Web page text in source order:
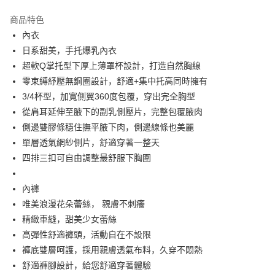
Apple Pay
街口支付
悠遊付
Plus PAY
大哥付你分期
相关说明
【大哥付你分期使用说明】
1. 本服务由台湾大哥大提供，电信用户可立即使用无须另外申请。（限个人
月租型门号，不开放公司户及预付卡使用）
2. 付款方式选择 “大哥付你分期”，订单成立后会自动跳转到大哥付的交易流
交易。
3. 实际核准额度、可分期数及费用金额请依后续交易确认页面所载为准。
4. 订单成立30分钟内，如未前往确认交易或遇审核未通过，订单将自动取
消。如遇 “转专审核”未通过状况，表示未达系统评分，恕无法说明评估内
容。
【缴款方式说明】
AFTEE先享后付
相关说明
一、關於 AFTEE先享後付
1. 於付款方式選擇AFTEE先享後付，將跳出AFTEE先享後付手機驗證視
2. 進行簡訊驗證之後，即可完成結帳手續。
3. 訂單確認後不需事先繳費，商品會配送至您的指定地址。
4. 下訂完成後，您的手機會收到一封繳費通知簡訊，APP會員則會收到
AFTEE APP推播通知。
5. 收到商品當下無需繳費，確認無誤後，請再利用繳費通知簡訊或AFTEE
Hami Point
相关说明
会员账号后，即可在购物车使用 Hami Point 折抵消费金额（1点等于1
元）。
ATM付款
货到付款
商品特色
內衣
日系甜美，手托爆乳內衣
超軟Q掌托型下厚上薄罩杯設計，打造自然胸線
零束縛紓壓無鋼圈設計，舒適+集中托高同時擁有
3/4杯型，加寬側翼360度包覆，穿出完全胸型
從肩耳延伸至腋下的副乳側壓片，完整包覆腋肉
側邊雙膠條穩住撫平腋下肉，側邊線條也美麗
單層透氣網紗側片，舒適穿著一整天
四排三扣可自由調整最舒服下胸圍
內褲
唯美浪漫花朵蕾絲， 親膚不刺癢
精緻車縫，甜美少女蕾絲
高彈性舒適褲頭，活動自在不設限
褲底雙層呵護，採用親膚透氣布料，久穿不悶熱
舒適褲腳設計，給您舒適穿著體驗